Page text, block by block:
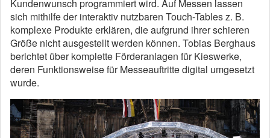
Kundenwunsch programmiert wird. Auf Messen lassen
sich mithilfe der interaktiv nutzbaren Touch-Tables z. B.
komplexe Produkte erklären, die aufgrund ihrer schieren
Größe nicht ausgestellt werden können. Tobias Berghaus
berichtet über komplette Förderanlagen für Kieswerke,
deren Funktionsweise für Messeauftritte digital umgesetzt
wurde.